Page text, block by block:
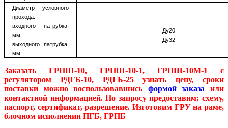
Диаметр условного
прохода:
входного патрубка,
мм
выходного патрубка,
мм
Ду20
Ду32
Заказать ГРПШ-10, ГРПШ-10-1, ГРПШ-10М-1 с
регулятором РДГБ-10, РДГБ-25 узнать цену, сроки
поставки можно воспользовавшись формой заказа или
контактной информацией. По запросу предоставим: схему,
паспорт, сертификат, разрешение. Изготовим ГРУ на раме,
блочном исполнении ПГБ, ГРПБ